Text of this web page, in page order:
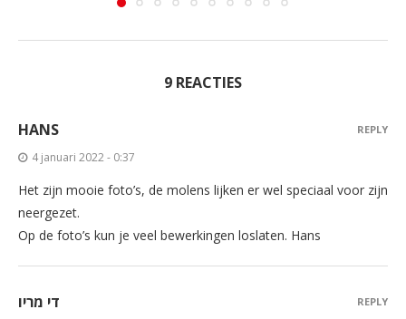
9 REACTIES
HANS
4 januari 2022 - 0:37
Het zijn mooie foto’s, de molens lijken er wel speciaal voor zijn
neergezet.
Op de foto’s kun je veel bewerkingen loslaten. Hans
REPLY
די מריו REPLY